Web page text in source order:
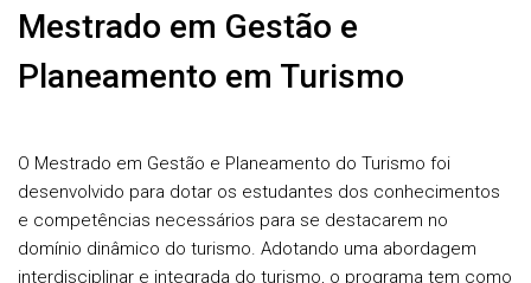
Mestrado em Gestão e
Planeamento em Turismo
O Mestrado em Gestão e Planeamento do Turismo foi
desenvolvido para dotar os estudantes dos conhecimentos
e competências necessários para se destacarem no
domínio dinâmico do turismo. Adotando uma abordagem
interdisciplinar e integrada do turismo, o programa tem como